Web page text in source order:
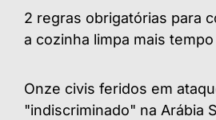
2 regras obrigatórias para
a cozinha limpa mais tempo
Onze civis feridos em
"indiscriminado" na Arábia